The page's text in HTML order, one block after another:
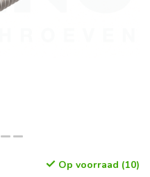
Op voorraad (10)